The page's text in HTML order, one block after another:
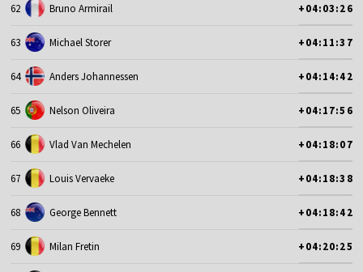
62 Bruno Armirail +04:03:26
63 Michael Storer +04:11:37
64 Anders Johannessen +04:14:42
65 Nelson Oliveira +04:17:56
66 Vlad Van Mechelen +04:18:07
67 Louis Vervaeke +04:18:38
68 George Bennett +04:18:42
69 Milan Fretin +04:20:25